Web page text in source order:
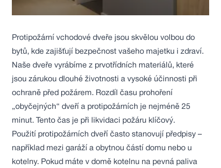
Protipožární vchodové dveře jsou skvělou volbou do
bytů, kde zajišťují bezpečnost vašeho majetku i zdraví.
Naše dveře vyrábíme z prvotřídních materiálů, které
jsou zárukou dlouhé životnosti a vysoké účinnosti při
ochraně před požárem. Rozdíl času prohoření
„obyčejných“ dveří a protipožárních je nejméně 25
minut. Tento čas je při likvidaci požáru klíčový.
Použití protipožárních dveří často stanovují předpisy –
například mezi garáží a obytnou částí domu nebo u
kotelny. Pokud máte v domě kotelnu na pevná paliva